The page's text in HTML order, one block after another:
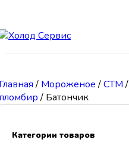
/ Мороженое/СТМ/
/ Батончик
Категории товаров